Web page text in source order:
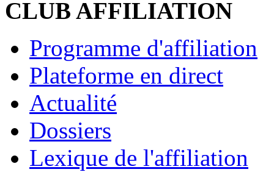
CLUB AFFILIATION
Programme d'affiliation
Plateforme en direct
Actualité
Dossiers
Lexique de l'affiliation